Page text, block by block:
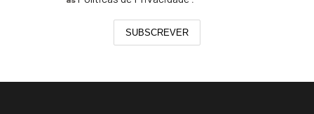
SUBSCREVER